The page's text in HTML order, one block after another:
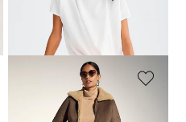
109,95 €
+20 Farben
30-Tage-Bestpreis**: 44,95 €
MADELEINE